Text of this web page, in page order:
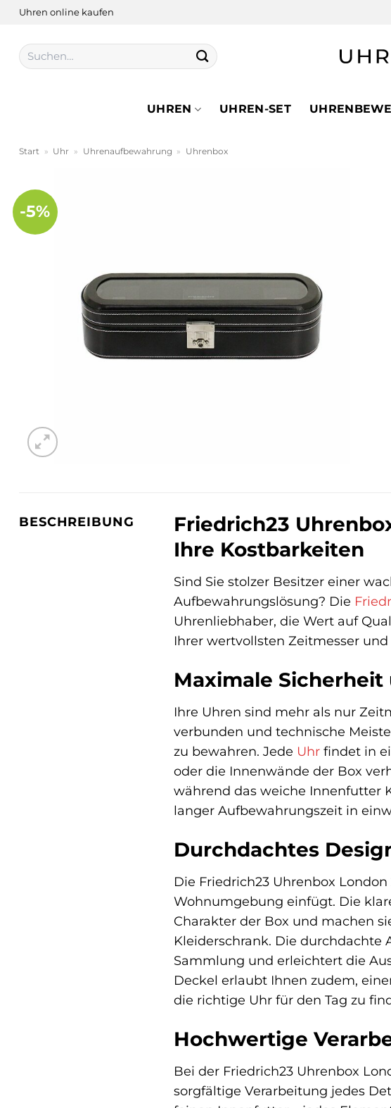
Zum
springen
Uhren online kaufen
Suchen
nach:
UHREN UHREN-SET
Start » Uhr » Uhrenaufbewahrung » Uhrenbox
-5%
BESCHREIBUNG
Friedrich23
Ihre Kostbarkeiten
Sind Sie stolzer Besitzer einer
Aufbewahrungslösung? Die
Uhrenliebhaber, die Wert auf
Ihrer wertvollsten Zeitmesser
Maximale
Ihre Uhren sind mehr als nur
verbunden und technische
zu bewahren. Jede Uhr findet in
oder die Innenwände der Box
während das weiche Innenfutter
langer Aufbewahrungszeit in
Durchdachtes
Die Friedrich23 Uhrenbox
Wohnumgebung einfügt. Die
Charakter der Box und machen
Kleiderschrank. Die
Sammlung und erleichtert die
Deckel erlaubt Ihnen zudem,
die richtige Uhr für den Tag zu
Hochwertige
Bei der Friedrich23 Uhrenbox
sorgfältige Verarbeitung jedes